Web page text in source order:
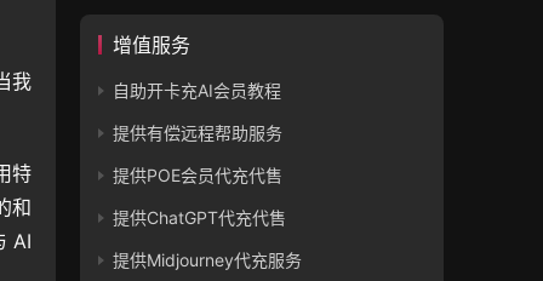
我
特
和
AI
增值服务
自助开卡充AI会员教程
提供有偿远程帮助服务
提供POE会员代充代售
提供ChatGPT代充代售
提供Midjourney代充服务